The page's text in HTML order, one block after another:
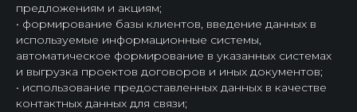
предложениям и акциям;
• формирование базы клиентов, введение данных в
используемые информационные системы,
автоматическое формирование в указанных системах
и выгрузка проектов договоров и иных документов;
• использование предоставленных данных в качестве
контактных данных для связи;